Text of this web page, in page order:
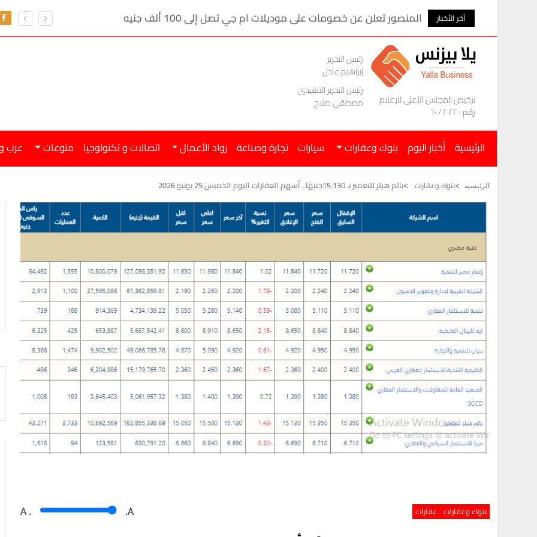
آخر الأخبار المنصور تعلن عن خصومات على موديلات ام جي تصل إلى 100 ألف جنيه
ترخيص المجلس الأعلى للإعلام
رقم : ٢٠٢٢ / ٦٠
رئيس التحرير
إبراهيم عادل
رئيس التحرير التنفيذى
مصطفى صلاح
الرئيسية أخبار اليوم بنوك وعقارات سيارات تجارة وصناعة رواد الأعمال اتصالات و تكنولوجيا منوعات عرب
الرئيسيه بنوك وعقارات بالم هيلز للتعمير بـ 15.130جنيهًا.. أسهم العقارات اليوم الخميس 25 يونيو 2026
بنوك وعقارات عقارات A . .A